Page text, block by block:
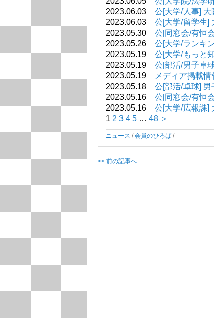
2023.06.03 公[大学/人事]
2023.06.03 公[大学/留学生]
2023.05.30 公[同窓会/有恒
2023.05.26 公[大学/ランキ
2023.05.19 公[大学/もっと
2023.05.19 公[部活/男子卓
2023.05.19
メディア掲載
2023.05.18 公[部活/卓球]
2023.05.16 公[同窓会/有恒
2023.05.16 公[大学/広報課]
1 2 3 4 5 … 48 ＞
ニュース /会員のひろば /
<< 前の記事へ